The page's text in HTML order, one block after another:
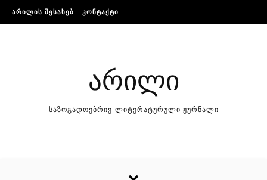
Skip to content
ᲐᲠᲘᲚᲘᲡ ᲨᲔᲡᲐᲮᲔᲑ ᲙᲝᲜᲢᲐᲥᲢᲘ
არილი
საზოგადოებრივ-ლიტერატურული ჟურნალი